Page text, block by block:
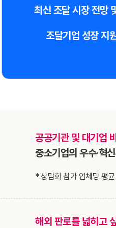
최신 조달 시장 전망
조달기업 성장 지
공공기관 및 대기업
중소기업의 우수·혁
* 상담회 참가 업체당 평
해외 판로를 넓히고